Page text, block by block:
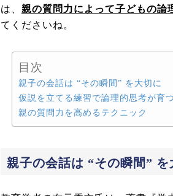
は、 親の質問力によって子どもの論
てくださいね。
目次
親子の会話は “その瞬間” を大切に
仮説を立てる練習で論理的思考が育
親の質問力を高めるテクニック
親子の会話は “その瞬間” を